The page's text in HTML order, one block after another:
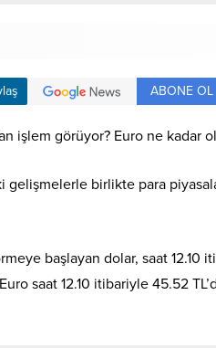
ABONE OL
işlem görüyor? Euro ne kadar
birlikte para
başlayan dolar, saat 12.10
saat 12.10 itibariyle 45.52